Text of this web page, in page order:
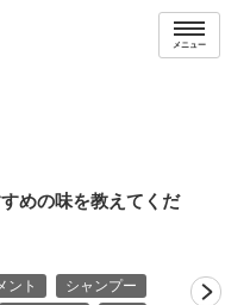
メニュー
めの味を教えてくだ
ント
シャンプー